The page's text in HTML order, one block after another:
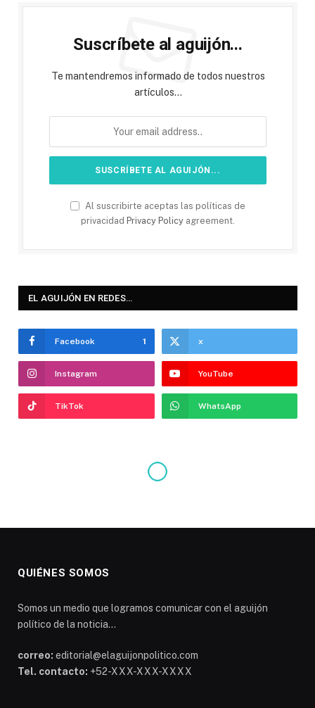
Suscríbete al aguijón...
Te mantendremos informado de todos nuestros
artículos...
Al suscribirte aceptas las políticas de
privacidad Privacy Policy agreement.
EL AGUIJÓN EN REDES…
Facebook 1 x
Instagram YouTube
TikTok WhatsApp
QUIÉNES SOMOS
Somos un medio que logramos comunicar con el aguijón
político de la noticia...
correo: editorial@elaguijonpolitico.com
Tel. contacto: +52-XXX-XXX-XXXX